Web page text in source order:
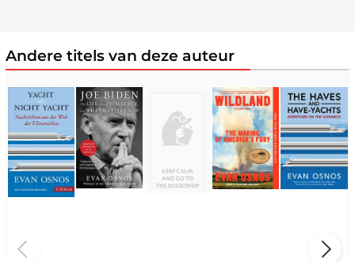
Andere titels van deze auteur